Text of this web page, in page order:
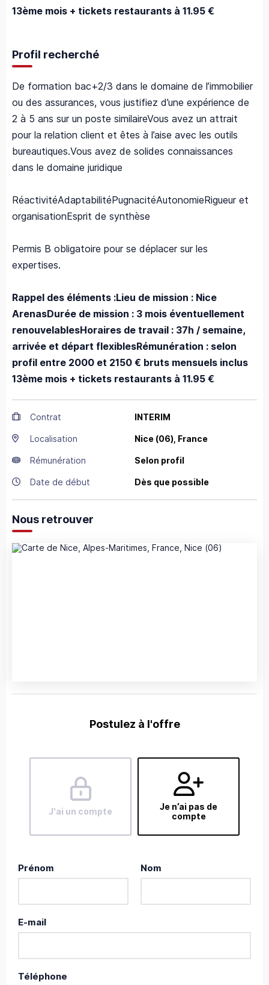
13ème mois + tickets restaurants à 11.95 €
Profil recherché
De formation bac+2/3 dans le domaine de l’immobilier
ou des assurances, vous justifiez d’une expérience de
2 à 5 ans sur un poste similaireVous avez un attrait
pour la relation client et êtes à l’aise avec les outils
bureautiques.Vous avez de solides connaissances
dans le domaine juridique
RéactivitéAdaptabilitéPugnacitéAutonomieRigueur et
organisationEsprit de synthèse
Permis B obligatoire pour se déplacer sur les
expertises.
Rappel des éléments :Lieu de mission : Nice
ArenasDurée de mission : 3 mois éventuellement
renouvelablesHoraires de travail : 37h / semaine,
arrivée et départ flexiblesRémunération : selon
profil entre 2000 et 2150 € bruts mensuels inclus
13ème mois + tickets restaurants à 11.95 €
Contrat INTERIM
Localisation Nice (06), France
Rémunération Selon profil
Date de début Dès que possible
Nous retrouver
Postulez à l'offre
J'ai un compte
Je n’ai pas de
compte
Prénom Nom
E-mail
Téléphone